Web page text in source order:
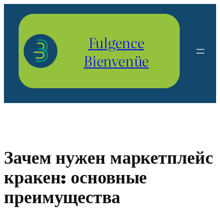
contenu
Fulgence
Bienvenüe
Зачем нужен маркетплейс
кракен: основные
преимущества